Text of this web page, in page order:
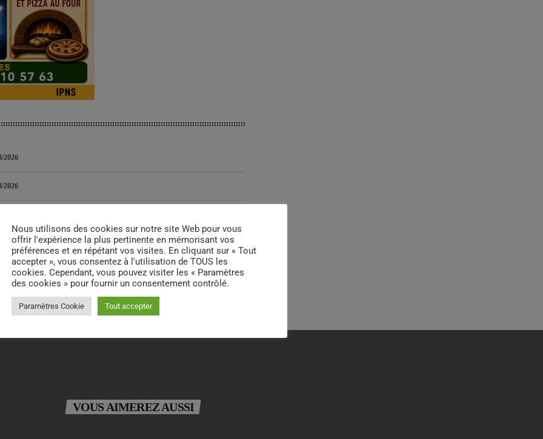
2026
2026
RATE IT
VOUS AIMEREZ AUSSI
Nous utilisons des cookies sur notre site Web pour vous
offrir l'expérience la plus pertinente en mémorisant vos
préférences et en répétant vos visites. En cliquant sur « Tout
accepter », vous consentez à l'utilisation de TOUS les
cookies. Cependant, vous pouvez visiter les « Paramètres
des cookies » pour fournir un consentement contrôlé.
Paramètres Cookie Tout accepter